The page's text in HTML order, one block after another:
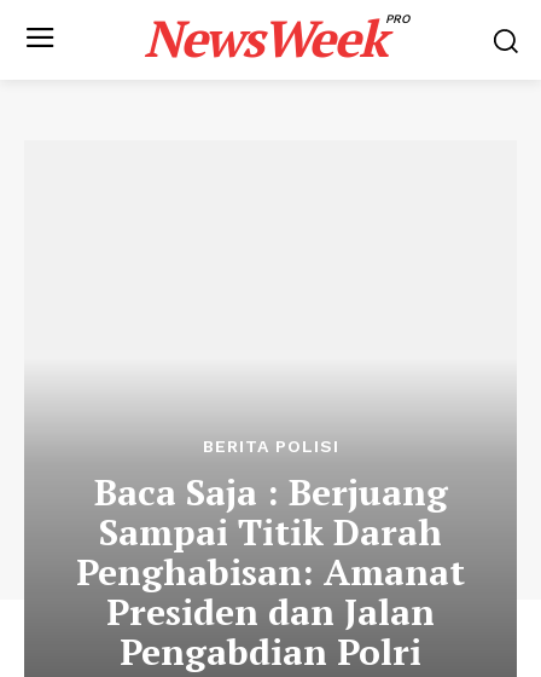
NewsWeekPRO
BERITA POLISI
Baca Saja : Berjuang
Sampai Titik Darah
Penghabisan: Amanat
Presiden dan Jalan
Pengabdian Polri